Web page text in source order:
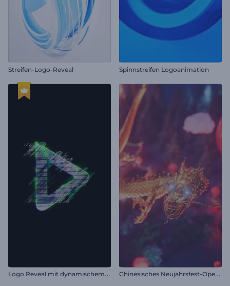
Streifen-Logo-Reveal Spinnstreifen Logoanimation
L
ogo Reveal mit dynamischem Glitch C
hinesisches Neujahrsfest-Opener